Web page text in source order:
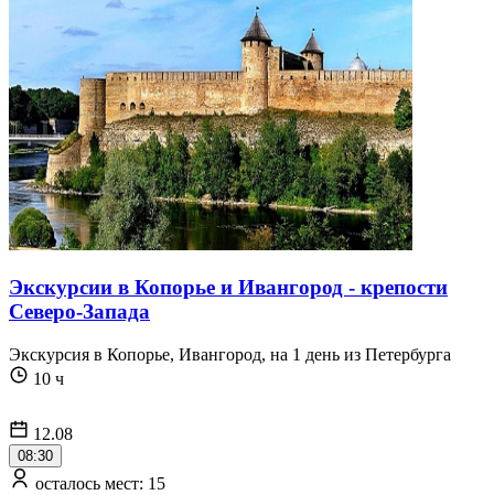
Экскурсии в Копорье и Ивангород - крепости
Северо-Запада
Экскурсия в Копорье, Ивангород, на 1 день из Петербурга
10 ч
12.08
08:30
осталось мест: 15